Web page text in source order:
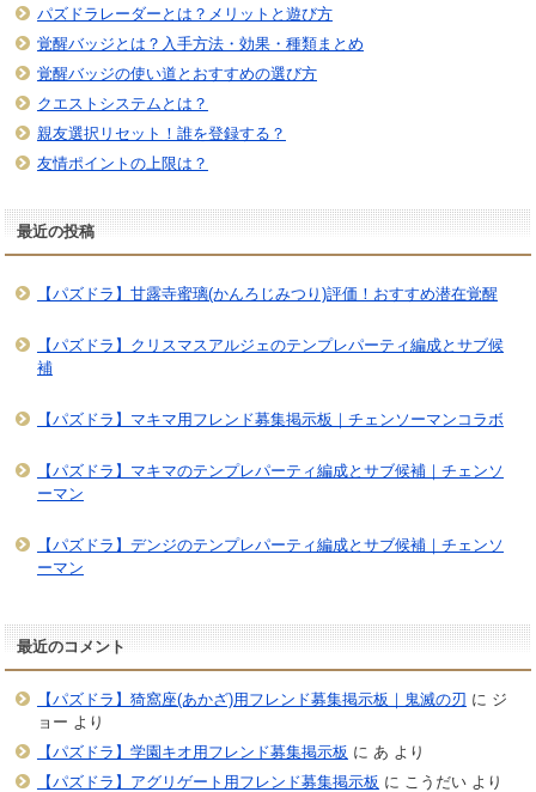
パズドラレーダーとは？メリットと遊び方
覚醒バッジとは？入手方法・効果・種類まとめ
覚醒バッジの使い道とおすすめの選び方
クエストシステムとは？
親友選択リセット！誰を登録する？
友情ポイントの上限は？
最近の投稿
【パズドラ】甘露寺蜜璃(かんろじみつり)評価！おすすめ潜在覚醒
【パズドラ】クリスマスアルジェのテンプレパーティ編成とサブ候
補
【パズドラ】マキマ用フレンド募集掲示板｜チェンソーマンコラボ
【パズドラ】マキマのテンプレパーティ編成とサブ候補｜チェンソ
ーマン
【パズドラ】デンジのテンプレパーティ編成とサブ候補｜チェンソ
ーマン
最近のコメント
【パズドラ】猗窩座(あかざ)用フレンド募集掲示板｜鬼滅の刃 に ジ
ョー より
【パズドラ】学園キオ用フレンド募集掲示板 に あ より
【パズドラ】アグリゲート用フレンド募集掲示板 に こうだいより